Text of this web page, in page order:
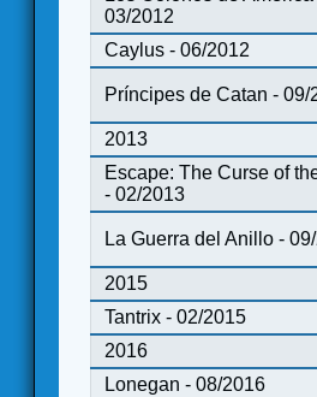
03/2012
Caylus - 06/2012
Príncipes de Catan - 09/
2013
Escape: The Curse of
- 02/2013
La Guerra del Anillo -
2015
Tantrix - 02/2015
2016
Lonegan - 08/2016